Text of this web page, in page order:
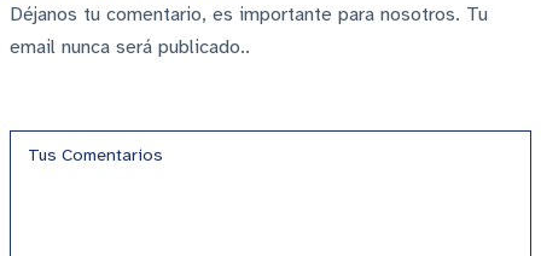
Déjanos tu comentario, es importante para nosotros. Tu
email nunca será publicado..